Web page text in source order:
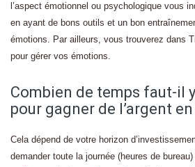
l’aspect émotionnel ou psychologique vous
en ayant de bons outils et un bon
émotions. Par ailleurs, vous trouverez dans
pour gérer vos émotions.
Combien de temps faut-il
pour gagner de l’argent
Cela dépend de votre horizon
demander toute la journée (heures de